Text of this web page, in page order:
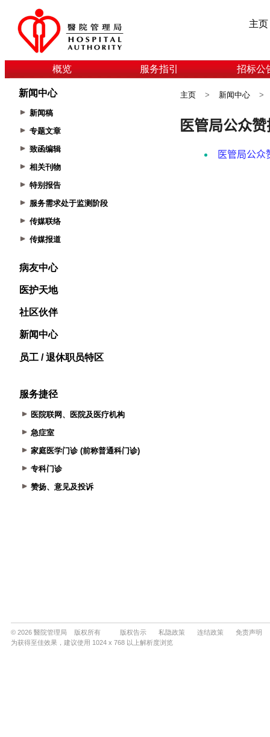
主页
概览 服务指引 招标公
新闻中心
新闻稿
专题文章
致函编辑
相关刊物
特别报告
服务需求处于监测阶段
传媒联络
传媒报道
病友中心
医护天地
社区伙伴
新闻中心
员工 / 退休职员特区
服务捷径
医院联网、医院及医疗机构
急症室
家庭医学门诊 (前称普通科门诊)
专科门诊
赞扬、意见及投诉
主页 > 新闻中心 >
© 2026 醫院管理局 版权所有 版权告示 私隐政策 连结政策
免责声明
为获得至佳效果，建议使用 1024 x 768 以上解析度浏览